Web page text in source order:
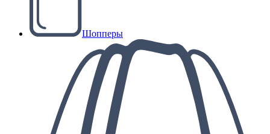
Шопперы